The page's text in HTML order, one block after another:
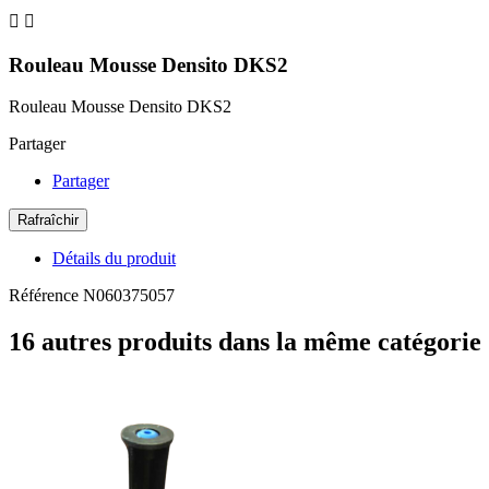
 
Rouleau Mousse Densito DKS2
Rouleau Mousse Densito DKS2
Partager
Partager
Détails du produit
Référence N060375057
16 autres produits dans la même catégorie